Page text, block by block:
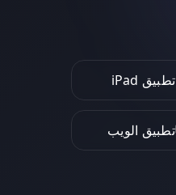
تطبيق iPad
تطبيق الويب